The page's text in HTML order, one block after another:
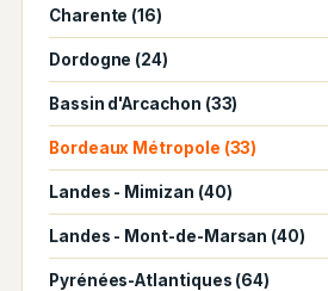
Charente (16)
Dordogne (24)
Bassin d'Arcachon (33)
Bordeaux Métropole (33)
Landes - Mimizan (40)
Landes - Mont-de-Marsan (40)
Pyrénées-Atlantiques (64)